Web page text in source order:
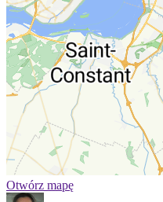
Otwórz mapę